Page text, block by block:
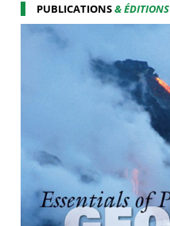
PUBLICATIONS& ÉDITIONS